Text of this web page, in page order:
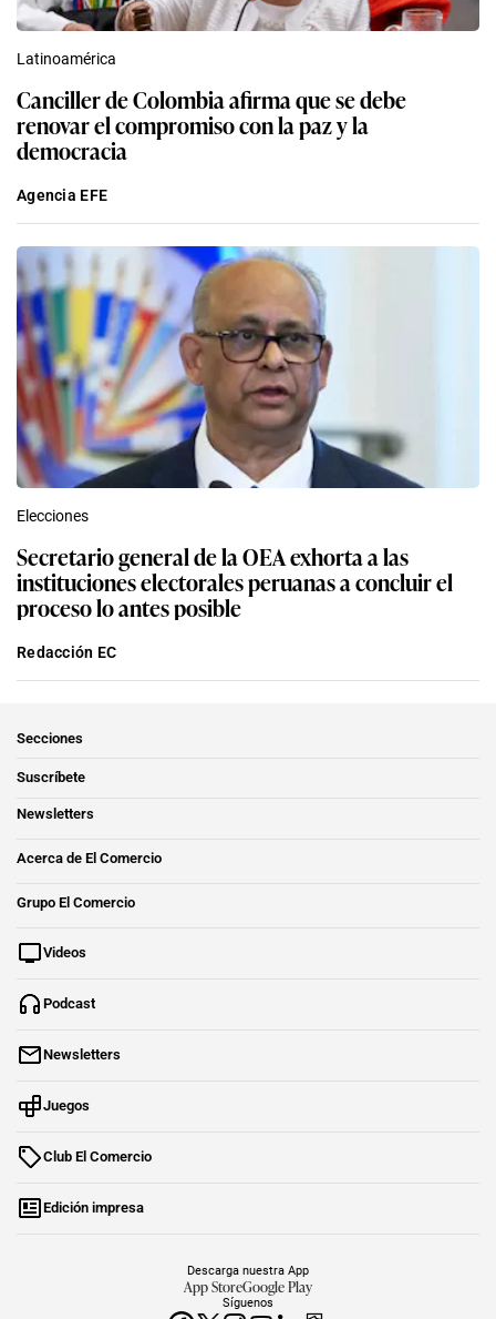
Latinoamérica
Canciller de Colombia afirma que se debe
renovar el compromiso con la paz y la
democracia
Agencia EFE
Elecciones
Secretario general de la OEA exhorta a las
instituciones electorales peruanas a concluir el
proceso lo antes posible
Redacción EC
Secciones
Suscríbete
Newsletters
Acerca de El Comercio
Grupo El Comercio
Videos
Podcast
Newsletters
Juegos
Club El Comercio
Edición impresa
Síguenos
Descarga nuestra App
App StoreGoogle Play